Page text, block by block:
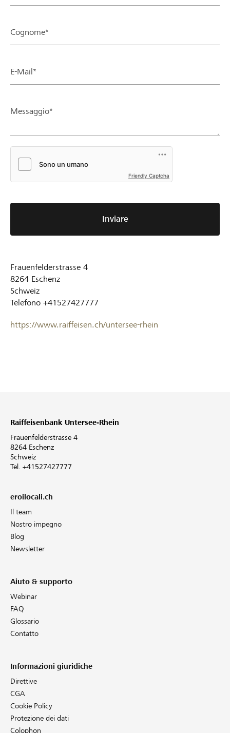
Cognome*
E-Mail*
Messaggio*
Friendly Captcha
Inviare
Frauenfelderstrasse 4
8264 Eschenz
Schweiz
Telefono +41527427777
https://www.raiffeisen.ch/untersee-rhein
Raiffeisenbank Untersee-Rhein
Frauenfelderstrasse 4
8264 Eschenz
Schweiz
Tel. +41527427777
eroilocali.ch
Il team
Nostro impegno
Blog
Newsletter
Aiuto & supporto
Webinar
FAQ
Glossario
Contatto
Informazioni giuridiche
Direttive
CGA
Cookie Policy
Protezione dei dati
Colophon